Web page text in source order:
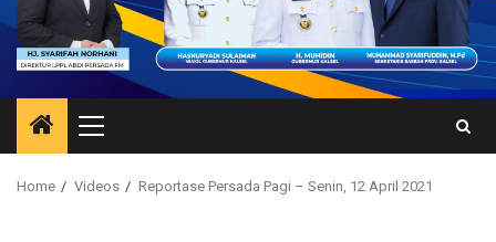
Primary
Menu
Home Videos Reportase Persada Pagi – Senin, 12 April 2021